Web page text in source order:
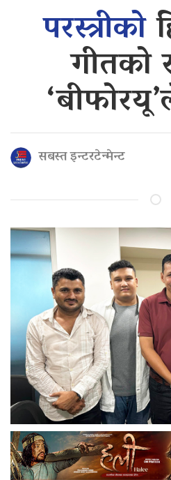
परस्त्रीको
गीतको
सबस्त इन्टरटेन्मेन्ट